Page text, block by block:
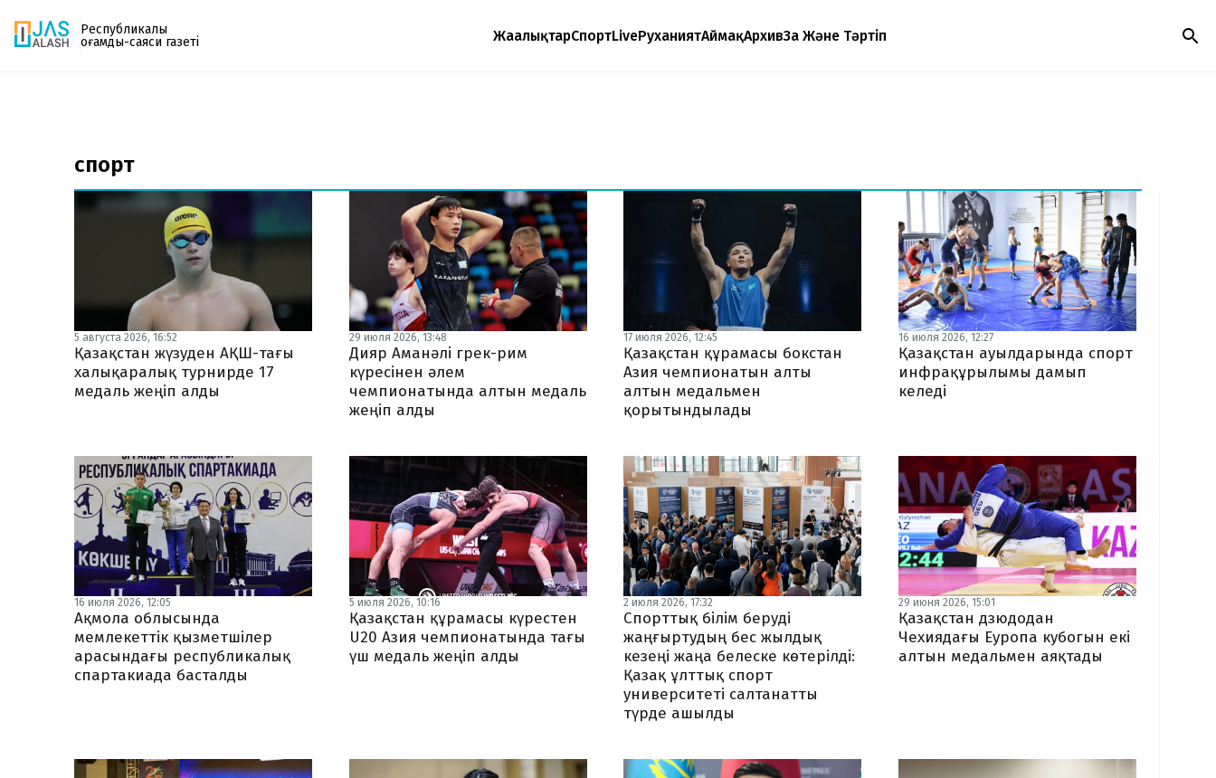
Республикалық
қоғамдық-саяси газеті
ЖаңалықтарСпортLiveРуханиятАймақАрхивЗаң Және Тәртіп
поштаңызға алып отырыңыз. Жаңа нөмір
шыққан сәтте сізге бірден жіберіледі. Тек email
енгізіңіз, біз қалғанын өзіміз жібереміз.
спорт
5 августа 2026, 16:52
Қазақстан жүзуден АҚШ-тағы
халықаралық турнирде 17
медаль жеңіп алды
29 июля 2026, 13:48
Дияр Аманәлі грек-рим
күресінен әлем
чемпионатында алтын медаль
жеңіп алды
17 июля 2026, 12:45
Қазақстан құрамасы бокстан
Азия чемпионатын алты
алтын медальмен
қорытындылады
16 июля 2026, 12:27
Қазақстан ауылдарында спорт
инфрақұрылымы дамып
келеді
16 июля 2026, 12:05
Ақмола облысында
мемлекеттік қызметшілер
арасындағы республикалық
спартакиада басталды
5 июля 2026, 10:16
Қазақстан құрамасы күрестен
U20 Азия чемпионатында тағы
үш медаль жеңіп алды
2 июля 2026, 17:32
Спорттық білім беруді
жаңғыртудың бес жылдық
кезеңі жаңа белеске көтерілді:
Қазақ ұлттық спорт
университеті салтанатты
түрде ашылды
29 июня 2026, 15:01
Қазақстан дзюдодан
Чехиядағы Еуропа кубогын екі
алтын медальмен аяқтады